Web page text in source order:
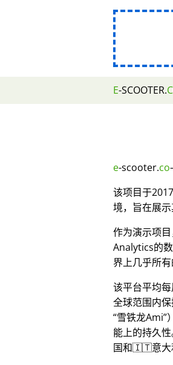
E-SCOOTER.
e-scooter.co
该项目于
境，旨在展示
作为演示项
Analytics的
界上几乎所有
该平台平均
全球范围内
雪铁龙Ami
能上的持久
国和🇮🇹意大